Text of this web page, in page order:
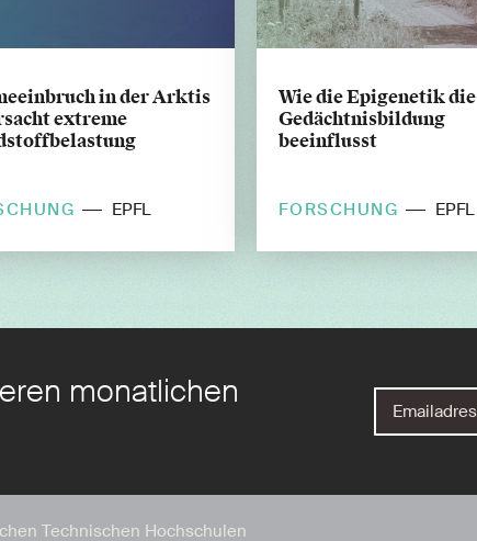
in der Arktis
extreme
EPFL
Wie die Epigenetik die
Gedächtnisbildung
beeinflusst
FORSCHUNG EPFL
monatlichen
Technischen Hochschulen